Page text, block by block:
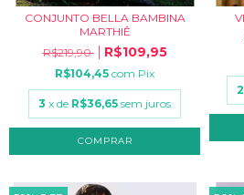
CONJUNTO BELLA BAMBINA
MARTHIÊ
R$219,90
R$109,95
R$104,45 com Pix
3 x de R$36,65 sem juros
COMPRAR
2